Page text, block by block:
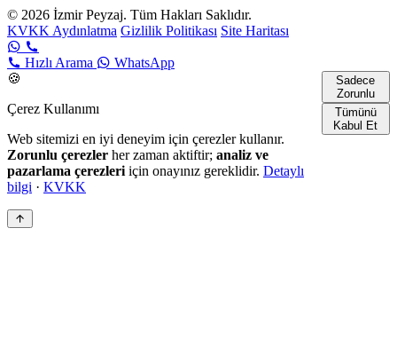
© 2026 İzmir Peyzaj. Tüm Hakları Saklıdır.
KVKK Aydınlatma Gizlilik Politikası Site Haritası
Hızlı Arama
WhatsApp
🍪
Çerez Kullanımı
Web sitemizi en iyi deneyim için çerezler kullanır.
Zorunlu çerezler her zaman aktiftir; analiz ve
pazarlama çerezleri için onayınız gereklidir. Detaylı
bilgi · KVKK
Sadece
Zorunlu
Tümünü
Kabul Et